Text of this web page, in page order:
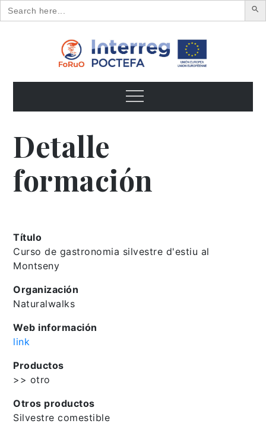
Search
for:
FoRuO
frutos
Menu
Detalle
formación
Título
Curso de gastronomia silvestre d'estiu al
Montseny
Organización
Naturalwalks
Web información
link
Productos
>> otro
Otros productos
Silvestre comestible